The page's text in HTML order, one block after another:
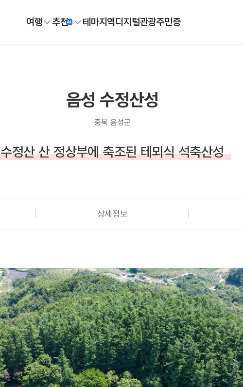
여행 추천 테마지역디지털관광주민증
음성 수정산성
충북 음성군
수정산 산 정상부에 축조된 테뫼식 석축산성
상세정보